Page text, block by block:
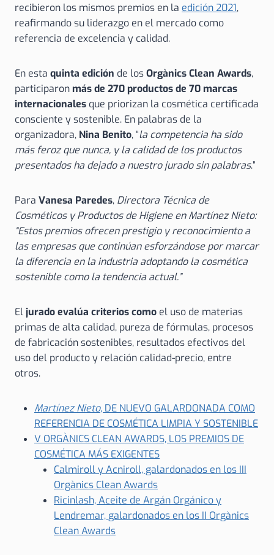
recibieron los mismos premios en la edición 2021,
reafirmando su liderazgo en el mercado como
referencia de excelencia y calidad.
En esta quinta edición de losOrgànics Clean Awards,
participaron más de 270 productos de 70 marcas
internacionales que priorizan la cosmética certificada
consciente y sostenible. En palabras de la
organizadora, Nina Benito, “la competencia ha sido
más feroz que nunca, y la calidad de los productos
presentados ha dejado a nuestro jurado sin palabras.”
Para Vanesa Paredes, Directora Técnica de
Cosméticos y Productos de Higiene en Martínez Nieto:
“Estos premios ofrecen prestigio y reconocimiento a
las empresas que continúan esforzándose por marcar
la diferencia en la industria adoptando la cosmética
sostenible como la tendencia actual.”
Eljurado evalúa criterios como el uso de materias
primas de alta calidad, pureza de fórmulas, procesos
de fabricación sostenibles, resultados efectivos del
uso del producto y relación calidad-precio, entre
otros.
Martínez Nieto, DE NUEVO GALARDONADA COMO
REFERENCIA DE COSMÉTICA LIMPIA Y SOSTENIBLE
V ORGÀNICS CLEAN AWARDS, LOS PREMIOS DE
COSMÉTICA MÁS EXIGENTES
Calmiroll y Acniroll, galardonados en los III
Orgànics Clean Awards
Ricinlash, Aceite de Argán Orgánico y
Lendremar, galardonados en los II Orgànics
Clean Awards